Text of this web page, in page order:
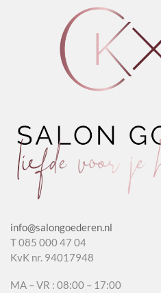
info@salongoederen.nl
T 085 000 47 04
KvK nr. 94017948
MA – VR : 08:00 – 17:00